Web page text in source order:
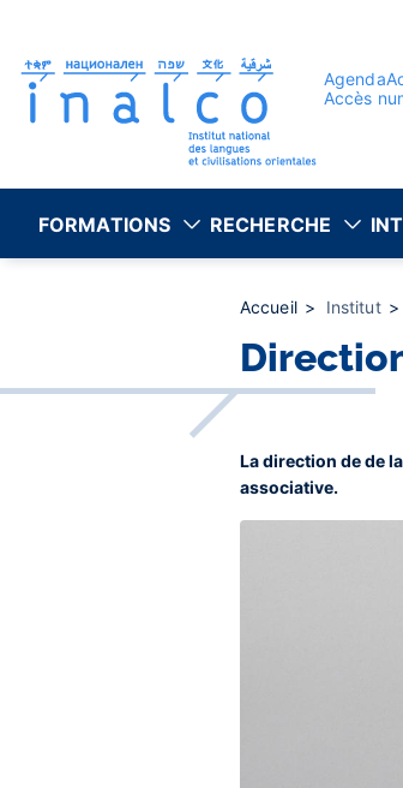
principal
Agenda
Accès
FORMATIONS RECHERCHE
Accueil Institut
La direction de de
associative.